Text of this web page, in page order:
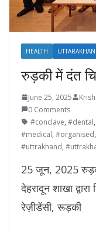
HEALTH
रुड़की में दंत
June 25, 2025
0 Comments
#conclave, #dental,
#medical, #organised,
#uttrakhand,
25 जून, 2025
देहरादून शाखा
रेज़ीडेंसी, रूड़की